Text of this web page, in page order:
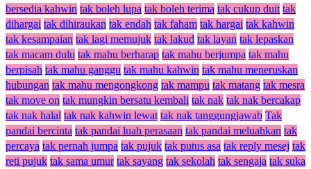
bersedia kahwin tak boleh lupa tak boleh terima tak cukup duit tak
dihargai tak dihiraukan tak endah tak faham tak hargai tak kahwin
tak kesampaian tak lagi memujuk tak lakud tak layan tak lepaskan
tak macam dulu tak mahu berharap tak mahu berjumpa tak mahu
berpisah tak mahu ganggu tak mahu kahwin tak mahu meneruskan
hubungan tak mahu mengongkong tak mampu tak matang tak mesra
tak move on tak mungkin bersatu kembali tak nak tak nak bercakap
tak nak halal tak nak kahwin lewat tak nak tanggungjawab Tak
pandai bercinta tak pandai luah perasaan tak pandai meluahkan tak
percaya tak pernah jumpa tak pujuk tak putus asa tak reply mesej tak
reti pujuk tak sama umur tak sayang tak sekolah tak sengaja tak suka